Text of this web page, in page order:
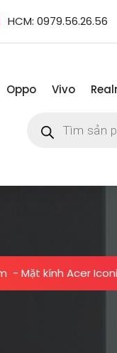
HCM: 0979.56.26.56
Oppo Vivo
kiếm
sản
- Mặt kính Acer